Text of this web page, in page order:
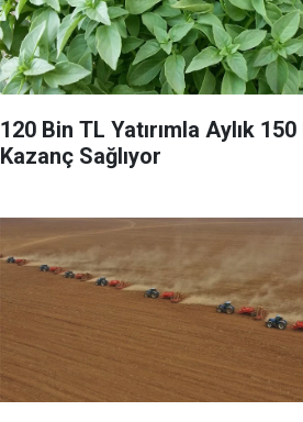
120 Bin TL Yatırımla Aylık
Kazanç Sağlıyor